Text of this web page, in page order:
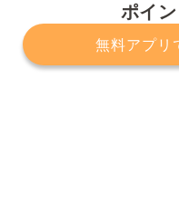
ポイン
無料アプリ
プライバシーポリ
サービスに関してのお問